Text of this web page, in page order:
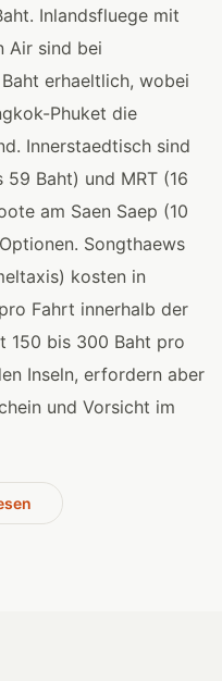
Inlandsfluege mit
Air sind bei
erhaeltlich, wobei
Phuket die
Innerstaedtisch sind
59 Baht) und MRT (16
am Saen Saep (10
Songthaews
kosten in
Fahrt innerhalb der
150 bis 300 Baht pro
Inseln, erfordern aber
und Vorsicht im